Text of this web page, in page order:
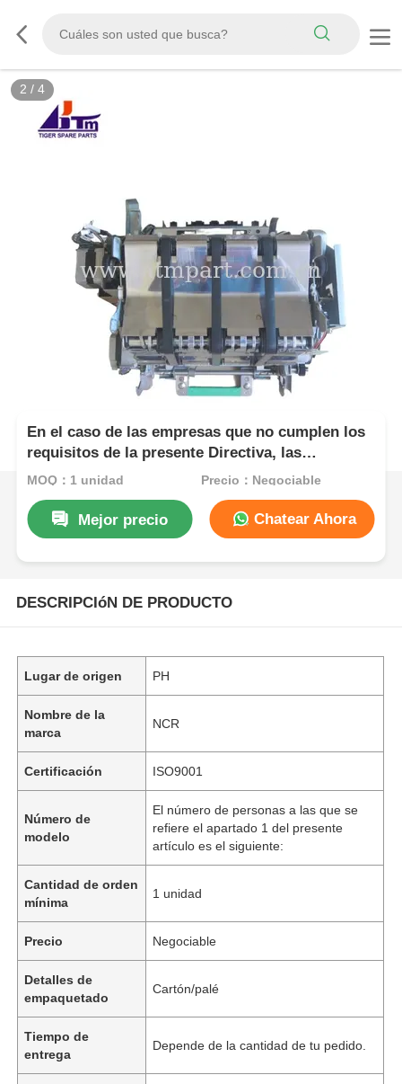
2 / 4
En el caso de las empresas que no cumplen los
requisitos de la presente Directiva, las
autoridades competentes podrán adoptar
empresas que cumplen los requisitos de la
presente Directiva cumplan los requisitos de la
MOQ：1 unidad Precio：Negociable
Mejor precio Chatear Ahora
DESCRIPCIóN DE PRODUCTO
Lugar de origen PH
Nombre de la
marca
NCR
Certificación ISO9001
Número de
modelo
El número de personas a las que se
refiere el apartado 1 del presente
artículo es el siguiente:
Cantidad de orden
mínima
1 unidad
Precio Negociable
Detalles de
empaquetado
Cartón/palé
Tiempo de
entrega
Depende de la cantidad de tu pedido.